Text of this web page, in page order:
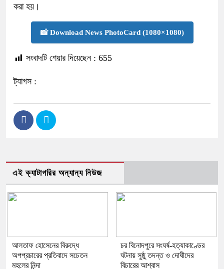
করা হয়।
📸 Download News PhotoCard (1080×1080)
সংবাদটি শেয়ার দিয়েছেন : 655
ট্যাগস :
এই ক্যাটাগরির অন্যান্য নিউজ
আলতাফ হোসেনের বিরুদ্ধে
অপপ্রচারের প্রতিবাদে সচেতন
মহলের নিন্দা
চর বিনোদপুরে সংঘর্ষ-হত্যাকাণ্ডের
ঘটনায় সুষ্ঠু তদন্ত ও দোষীদের
বিচারের আশ্বাস